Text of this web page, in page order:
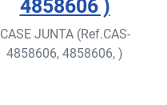
4858606 )
CASE JUNTA (Ref.CAS-
4858606, 4858606, )